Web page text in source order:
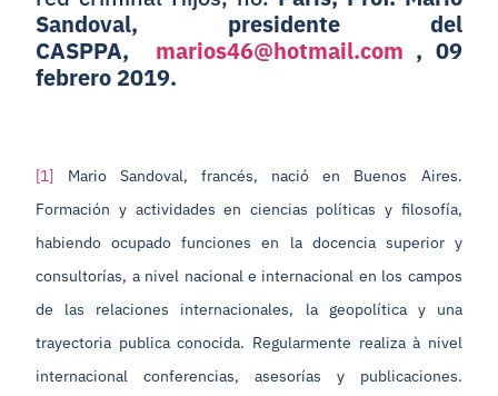
Sandoval, presidente del
CASPPA, marios46@hotmail.com , 09
febrero 2019.
[1] Mario Sandoval, francés, nació en Buenos Aires.
Formación y actividades en ciencias políticas y filosofía,
habiendo ocupado funciones en la docencia superior y
consultorías, a nivel nacional e internacional en los campos
de las relaciones internacionales, la geopolítica y una
trayectoria publica conocida. Regularmente realiza à nivel
internacional conferencias, asesorías y publicaciones.